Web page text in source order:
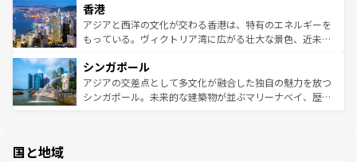
とつ。フォーやバインミー、ベトナムコーヒーなどは、ぜ
ひ現地で味わいたい。どの地域を訪れてもあたたかい人々
が旅行者を迎えてくれるので、きっと忘れられない旅にな
参照してほしい。
の活気が交差している。北部ではチェンマイなどの山岳地
帯で自然と触れ合い、南部ではプーケットやクラビの美し
いビーチでリゾート気分を楽しむことができる。タイ料理
激する。気候は一年中温暖で、どの季節にも異なる楽しみ
が待っている。親しみやすいタイの人々、仏教を中心とし
た文化、そして多様な観光資源が、訪れる旅人を魅了し続
香港
アジアと西洋の文化が交わる香港は、特有のエネルギーを
もっている。ヴィクトリア湾に広がる壮大な景色、近未来
み、どこを訪れても感動するはず。観光スポットが密集し
ており、効率よく見どころを回れるのも魅力。息をのむよ
うな絶景から文化的な体験まで、香港を存分に楽しみ尽く
シンガポール
アジアの交差点として多文化が融合した独自の魅力を放つ
シンガポール。未来的な建築物が並ぶマリーナベイ、歴史
国と地域